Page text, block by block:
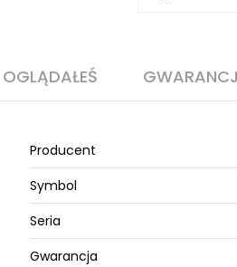
Producent
Symbol
Seria
Gwarancja